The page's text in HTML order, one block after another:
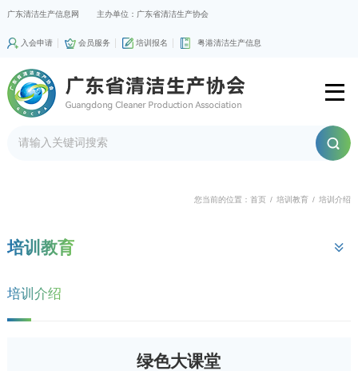
广东清洁生产信息网 主办单位：广东省清洁生产协会
入会申请 会员服务 培训报名 粤港清洁生产信息
您当前的位置：首页 / 培训教育 / 培训介绍
培训教育
培训介绍
绿色大课堂